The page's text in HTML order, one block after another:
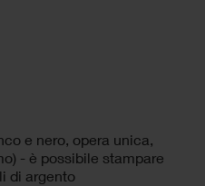
e nero, opera unica,
- è possibile stampare
di argento